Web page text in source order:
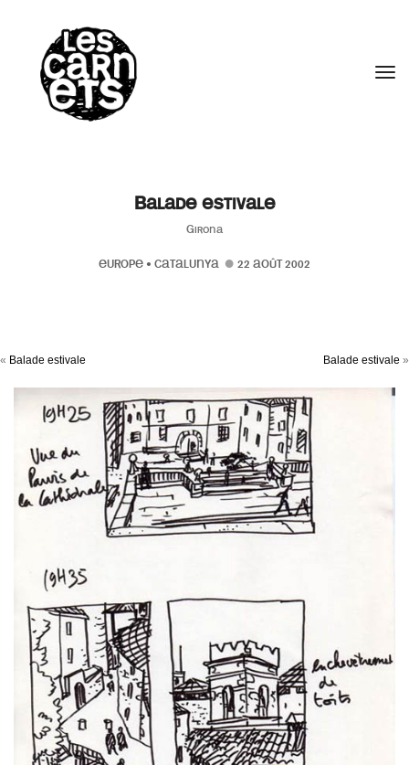
Balade estivale
Girona
EUROPE • CATALUNYA 22 AOÛT 2002
« Balade estivale Balade estivale »